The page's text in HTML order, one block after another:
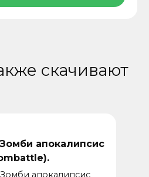
скачивают
апокалипсис
апокалипсис